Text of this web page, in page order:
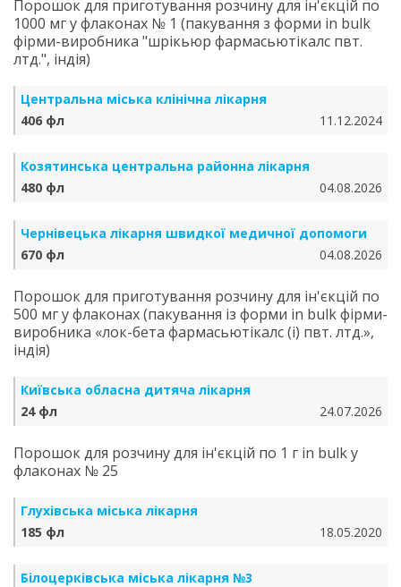
Порошок для приготування розчину для ін'єкцій по
1000 мг у флаконах № 1 (пакування з форми in bulk
фірми-виробника "шрікьюр фармасьютікалс пвт.
лтд.", iндiя)
Центральна міська клінічна лікарня
406 фл
11.12.2024
Козятинська центральна районна лікарня
480 фл
04.08.2026
Чернівецька лікарня швидкої медичної допомоги
670 фл
04.08.2026
Порошок для приготування розчину для ін'єкцій по
500 мг у флаконах (пакування із форми in bulk фірми-
виробника «лок-бета фармасьютікалс (і) пвт. лтд.»,
індія)
Київська обласна дитяча лікарня
24 фл
24.07.2026
Порошок для розчину для ін'єкцій по 1 г in bulk у
флаконах № 25
Глухівська міська лікарня
185 фл
18.05.2020
Білоцерківська міська лікарня №3